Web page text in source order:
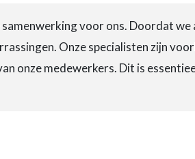
samenwerking voor ons. Doordat we
Onze specialisten zijn
onze medewerkers. Dit is